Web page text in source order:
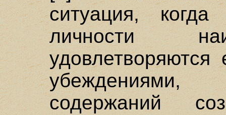
ситуация, когда
личности
удовлетворяются
содержаний